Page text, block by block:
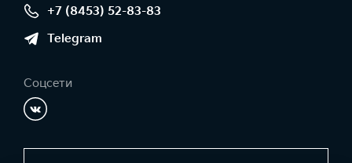
+7 (8453) 52-83-83
Telegram
Соцсети